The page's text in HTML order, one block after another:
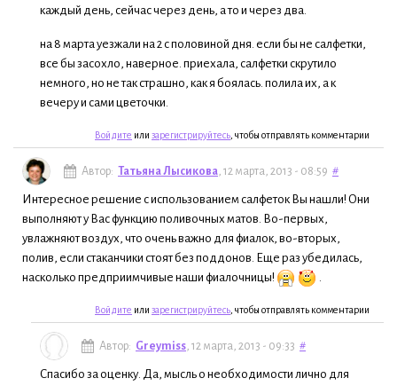
каждый день, сейчас через день, а то и через два.
на 8 марта уезжали на 2 с половиной дня. если бы не салфетки,
все бы засохло, наверное. приехала, салфетки скрутило
немного, но не так страшно, как я боялась. полила их, а к
вечеру и сами цветочки.
Войдите или зарегистрируйтесь , чтобы отправлять комментарии
Автор: Татьяна Лысикова , 12 марта, 2013 - 08:59 #
Интересное решение с использованием салфеток Вы нашли! Они
выполняют у Вас функцию поливочных матов. Во-первых,
увлажняют воздух, что очень важно для фиалок, во-вторых,
полив, если стаканчики стоят без поддонов. Еще раз убедилась,
насколько предприимчивые наши фиалочницы!
.
Войдите или зарегистрируйтесь , чтобы отправлять комментарии
Автор: Greymiss , 12 марта, 2013 - 09:33 #
Спасибо за оценку. Да, мысль о необходимости лично для